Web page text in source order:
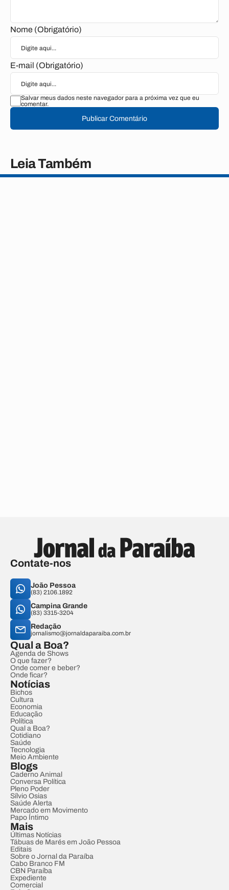
Nome (Obrigatório)
E-mail (Obrigatório)
Salvar meus dados neste navegador para a próxima vez que eu
comentar.
Publicar Comentário
Leia Também
Contate-nos
João Pessoa
(83) 2106.1892
Campina Grande
(83) 3315-3204
Redação
jornalismo@jornaldaparaiba.com.br
Qual a Boa?
Agenda de Shows
O que fazer?
Onde comer e beber?
Onde ficar?
Notícias
Bichos
Cultura
Economia
Educação
Política
Qual a Boa?
Cotidiano
Saúde
Tecnologia
Meio Ambiente
Blogs
Caderno Animal
Conversa Política
Pleno Poder
Sílvio Osias
Saúde Alerta
Mercado em Movimento
Papo Íntimo
Mais
Últimas Notícias
Tábuas de Marés em João Pessoa
Editais
Sobre o Jornal da Paraíba
Cabo Branco FM
CBN Paraíba
Expediente
Comercial